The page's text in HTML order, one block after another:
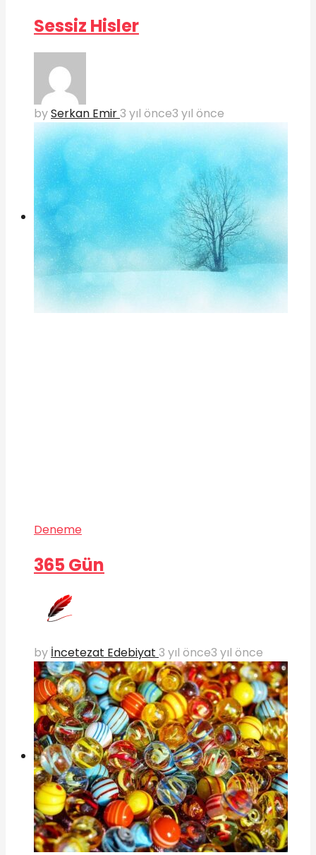
Sessiz Hisler
bySerkan Emir3 yıl önce3 yıl önce
Deneme
365 Gün
by İncetezat Edebiyat 3 yıl önce3 yıl önce